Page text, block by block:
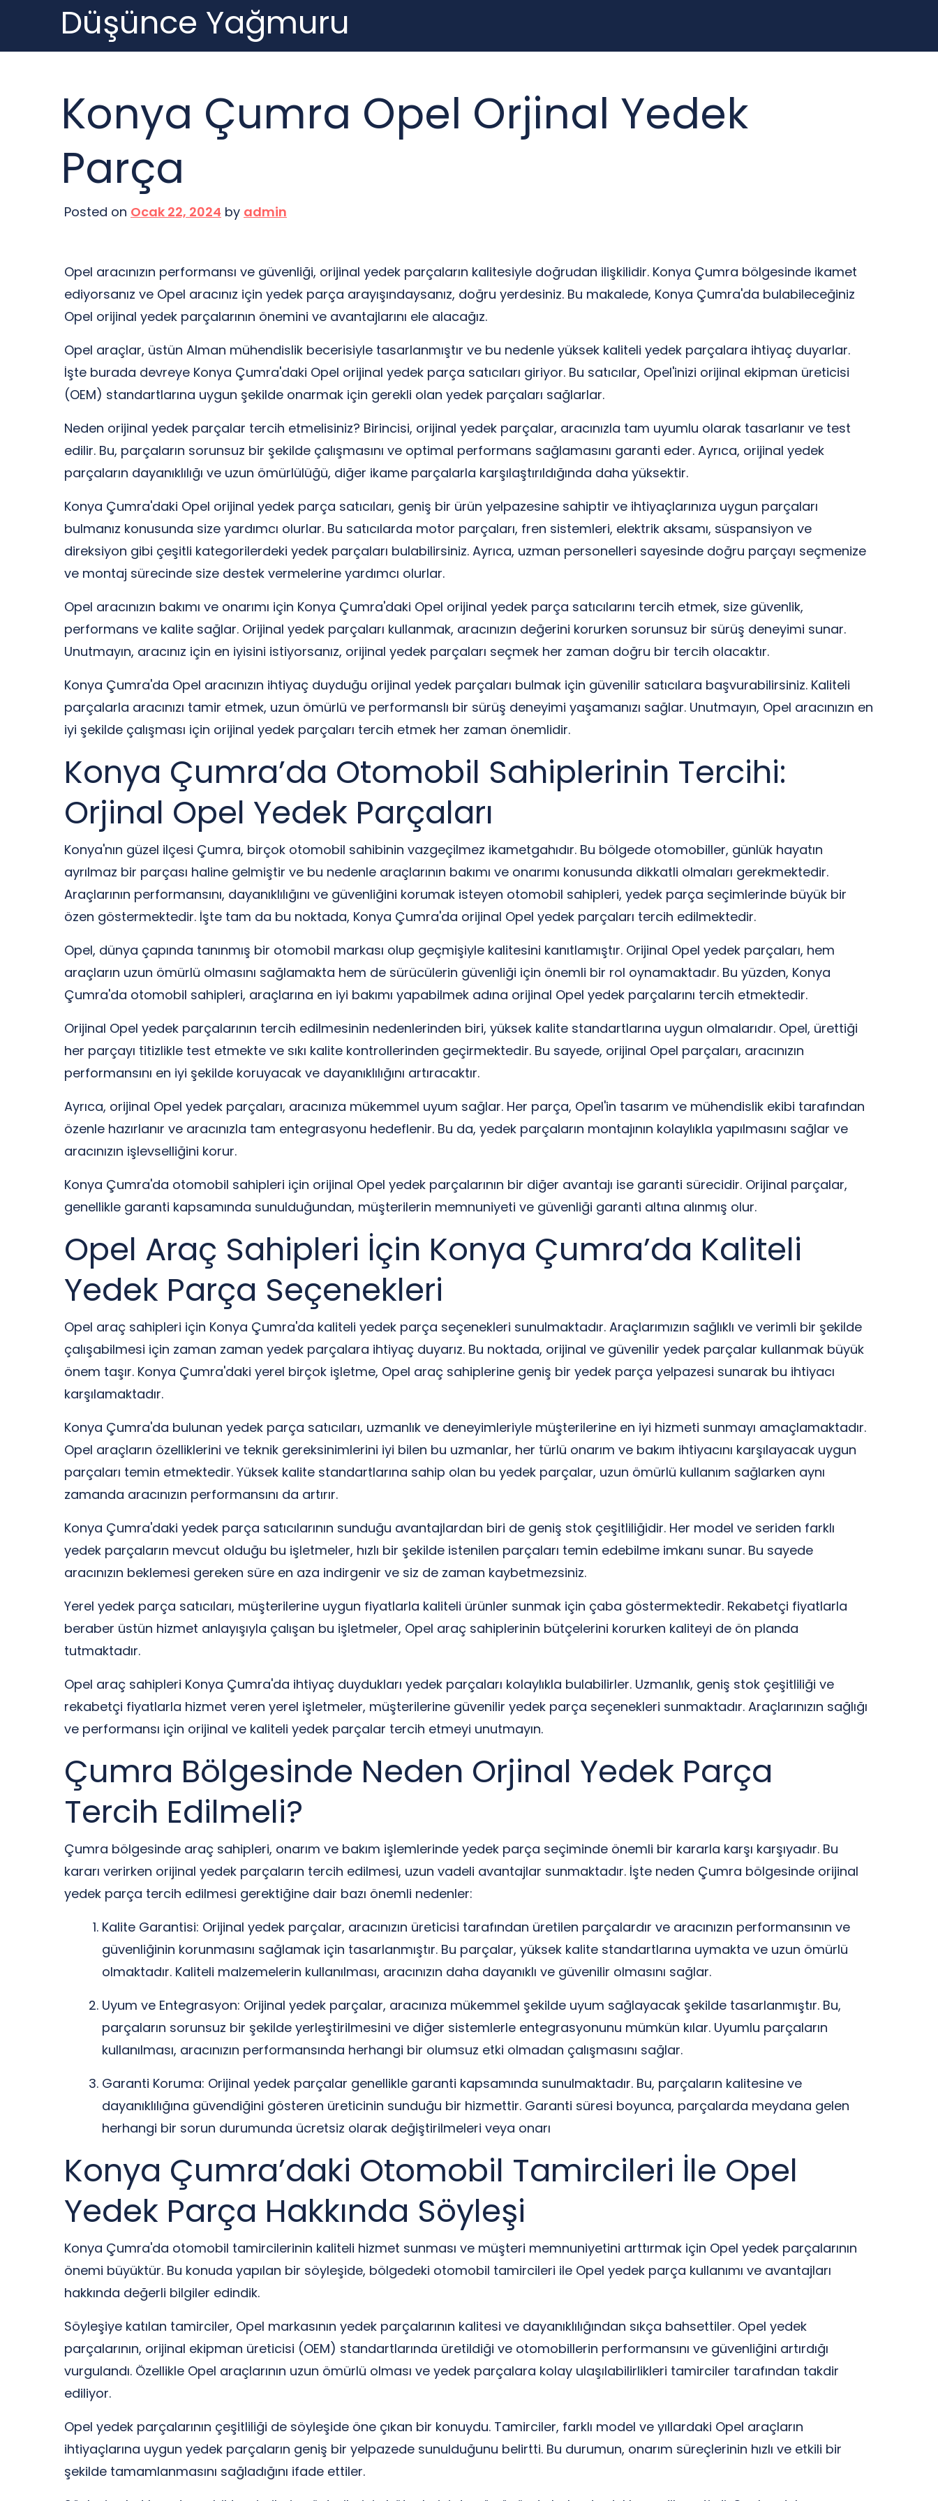
content
Düşünce Yağmuru
Konya Çumra Opel Orjinal Yedek
Parça
Posted on Ocak 22, 2024 by admin
Opel aracınızın performansı ve güvenliği, orijinal yedek parçaların kalitesiyle doğrudan ilişkilidir. Konya Çumra bölgesinde ikamet
ediyorsanız ve Opel aracınız için yedek parça arayışındaysanız, doğru yerdesiniz. Bu makalede, Konya Çumra'da bulabileceğiniz
Opel orijinal yedek parçalarının önemini ve avantajlarını ele alacağız.
Opel araçlar, üstün Alman mühendislik becerisiyle tasarlanmıştır ve bu nedenle yüksek kaliteli yedek parçalara ihtiyaç duyarlar.
İşte burada devreye Konya Çumra'daki Opel orijinal yedek parça satıcıları giriyor. Bu satıcılar, Opel'inizi orijinal ekipman üreticisi
(OEM) standartlarına uygun şekilde onarmak için gerekli olan yedek parçaları sağlarlar.
Neden orijinal yedek parçalar tercih etmelisiniz? Birincisi, orijinal yedek parçalar, aracınızla tam uyumlu olarak tasarlanır ve test
edilir. Bu, parçaların sorunsuz bir şekilde çalışmasını ve optimal performans sağlamasını garanti eder. Ayrıca, orijinal yedek
parçaların dayanıklılığı ve uzun ömürlülüğü, diğer ikame parçalarla karşılaştırıldığında daha yüksektir.
Konya Çumra'daki Opel orijinal yedek parça satıcıları, geniş bir ürün yelpazesine sahiptir ve ihtiyaçlarınıza uygun parçaları
bulmanız konusunda size yardımcı olurlar. Bu satıcılarda motor parçaları, fren sistemleri, elektrik aksamı, süspansiyon ve
direksiyon gibi çeşitli kategorilerdeki yedek parçaları bulabilirsiniz. Ayrıca, uzman personelleri sayesinde doğru parçayı seçmenize
ve montaj sürecinde size destek vermelerine yardımcı olurlar.
Opel aracınızın bakımı ve onarımı için Konya Çumra'daki Opel orijinal yedek parça satıcılarını tercih etmek, size güvenlik,
performans ve kalite sağlar. Orijinal yedek parçaları kullanmak, aracınızın değerini korurken sorunsuz bir sürüş deneyimi sunar.
Unutmayın, aracınız için en iyisini istiyorsanız, orijinal yedek parçaları seçmek her zaman doğru bir tercih olacaktır.
Konya Çumra'da Opel aracınızın ihtiyaç duyduğu orijinal yedek parçaları bulmak için güvenilir satıcılara başvurabilirsiniz. Kaliteli
parçalarla aracınızı tamir etmek, uzun ömürlü ve performanslı bir sürüş deneyimi yaşamanızı sağlar. Unutmayın, Opel aracınızın en
iyi şekilde çalışması için orijinal yedek parçaları tercih etmek her zaman önemlidir.
Konya Çumra’da Otomobil Sahiplerinin Tercihi:
Orjinal Opel Yedek Parçaları
Konya'nın güzel ilçesi Çumra, birçok otomobil sahibinin vazgeçilmez ikametgahıdır. Bu bölgede otomobiller, günlük hayatın
ayrılmaz bir parçası haline gelmiştir ve bu nedenle araçlarının bakımı ve onarımı konusunda dikkatli olmaları gerekmektedir.
Araçlarının performansını, dayanıklılığını ve güvenliğini korumak isteyen otomobil sahipleri, yedek parça seçimlerinde büyük bir
özen göstermektedir. İşte tam da bu noktada, Konya Çumra'da orijinal Opel yedek parçaları tercih edilmektedir.
Opel, dünya çapında tanınmış bir otomobil markası olup geçmişiyle kalitesini kanıtlamıştır. Orijinal Opel yedek parçaları, hem
araçların uzun ömürlü olmasını sağlamakta hem de sürücülerin güvenliği için önemli bir rol oynamaktadır. Bu yüzden, Konya
Çumra'da otomobil sahipleri, araçlarına en iyi bakımı yapabilmek adına orijinal Opel yedek parçalarını tercih etmektedir.
Orijinal Opel yedek parçalarının tercih edilmesinin nedenlerinden biri, yüksek kalite standartlarına uygun olmalarıdır. Opel, ürettiği
her parçayı titizlikle test etmekte ve sıkı kalite kontrollerinden geçirmektedir. Bu sayede, orijinal Opel parçaları, aracınızın
performansını en iyi şekilde koruyacak ve dayanıklılığını artıracaktır.
Ayrıca, orijinal Opel yedek parçaları, aracınıza mükemmel uyum sağlar. Her parça, Opel'in tasarım ve mühendislik ekibi tarafından
özenle hazırlanır ve aracınızla tam entegrasyonu hedeflenir. Bu da, yedek parçaların montajının kolaylıkla yapılmasını sağlar ve
aracınızın işlevselliğini korur.
Konya Çumra'da otomobil sahipleri için orijinal Opel yedek parçalarının bir diğer avantajı ise garanti sürecidir. Orijinal parçalar,
genellikle garanti kapsamında sunulduğundan, müşterilerin memnuniyeti ve güvenliği garanti altına alınmış olur.
Opel Araç Sahipleri İçin Konya Çumra’da Kaliteli
Yedek Parça Seçenekleri
Opel araç sahipleri için Konya Çumra'da kaliteli yedek parça seçenekleri sunulmaktadır. Araçlarımızın sağlıklı ve verimli bir şekilde
çalışabilmesi için zaman zaman yedek parçalara ihtiyaç duyarız. Bu noktada, orijinal ve güvenilir yedek parçalar kullanmak büyük
önem taşır. Konya Çumra'daki yerel birçok işletme, Opel araç sahiplerine geniş bir yedek parça yelpazesi sunarak bu ihtiyacı
karşılamaktadır.
Konya Çumra'da bulunan yedek parça satıcıları, uzmanlık ve deneyimleriyle müşterilerine en iyi hizmeti sunmayı amaçlamaktadır.
Opel araçların özelliklerini ve teknik gereksinimlerini iyi bilen bu uzmanlar, her türlü onarım ve bakım ihtiyacını karşılayacak uygun
parçaları temin etmektedir. Yüksek kalite standartlarına sahip olan bu yedek parçalar, uzun ömürlü kullanım sağlarken aynı
zamanda aracınızın performansını da artırır.
Konya Çumra'daki yedek parça satıcılarının sunduğu avantajlardan biri de geniş stok çeşitliliğidir. Her model ve seriden farklı
yedek parçaların mevcut olduğu bu işletmeler, hızlı bir şekilde istenilen parçaları temin edebilme imkanı sunar. Bu sayede
aracınızın beklemesi gereken süre en aza indirgenir ve siz de zaman kaybetmezsiniz.
Yerel yedek parça satıcıları, müşterilerine uygun fiyatlarla kaliteli ürünler sunmak için çaba göstermektedir. Rekabetçi fiyatlarla
beraber üstün hizmet anlayışıyla çalışan bu işletmeler, Opel araç sahiplerinin bütçelerini korurken kaliteyi de ön planda
tutmaktadır.
Opel araç sahipleri Konya Çumra'da ihtiyaç duydukları yedek parçaları kolaylıkla bulabilirler. Uzmanlık, geniş stok çeşitliliği ve
rekabetçi fiyatlarla hizmet veren yerel işletmeler, müşterilerine güvenilir yedek parça seçenekleri sunmaktadır. Araçlarınızın sağlığı
ve performansı için orijinal ve kaliteli yedek parçalar tercih etmeyi unutmayın.
Çumra Bölgesinde Neden Orjinal Yedek Parça
Tercih Edilmeli?
Çumra bölgesinde araç sahipleri, onarım ve bakım işlemlerinde yedek parça seçiminde önemli bir kararla karşı karşıyadır. Bu
kararı verirken orijinal yedek parçaların tercih edilmesi, uzun vadeli avantajlar sunmaktadır. İşte neden Çumra bölgesinde orijinal
yedek parça tercih edilmesi gerektiğine dair bazı önemli nedenler:
Kalite Garantisi: Orijinal yedek parçalar, aracınızın üreticisi tarafından üretilen parçalardır ve aracınızın performansının ve
güvenliğinin korunmasını sağlamak için tasarlanmıştır. Bu parçalar, yüksek kalite standartlarına uymakta ve uzun ömürlü
olmaktadır. Kaliteli malzemelerin kullanılması, aracınızın daha dayanıklı ve güvenilir olmasını sağlar.
Uyum ve Entegrasyon: Orijinal yedek parçalar, aracınıza mükemmel şekilde uyum sağlayacak şekilde tasarlanmıştır. Bu,
parçaların sorunsuz bir şekilde yerleştirilmesini ve diğer sistemlerle entegrasyonunu mümkün kılar. Uyumlu parçaların
kullanılması, aracınızın performansında herhangi bir olumsuz etki olmadan çalışmasını sağlar.
Garanti Koruma: Orijinal yedek parçalar genellikle garanti kapsamında sunulmaktadır. Bu, parçaların kalitesine ve
dayanıklılığına güvendiğini gösteren üreticinin sunduğu bir hizmettir. Garanti süresi boyunca, parçalarda meydana gelen
herhangi bir sorun durumunda ücretsiz olarak değiştirilmeleri veya onarı
Konya Çumra’daki Otomobil Tamircileri İle Opel
Yedek Parça Hakkında Söyleşi
Konya Çumra'da otomobil tamircilerinin kaliteli hizmet sunması ve müşteri memnuniyetini arttırmak için Opel yedek parçalarının
önemi büyüktür. Bu konuda yapılan bir söyleşide, bölgedeki otomobil tamircileri ile Opel yedek parça kullanımı ve avantajları
hakkında değerli bilgiler edindik.
Söyleşiye katılan tamirciler, Opel markasının yedek parçalarının kalitesi ve dayanıklılığından sıkça bahsettiler. Opel yedek
parçalarının, orijinal ekipman üreticisi (OEM) standartlarında üretildiği ve otomobillerin performansını ve güvenliğini artırdığı
vurgulandı. Özellikle Opel araçlarının uzun ömürlü olması ve yedek parçalara kolay ulaşılabilirlikleri tamirciler tarafından takdir
ediliyor.
Opel yedek parçalarının çeşitliliği de söyleşide öne çıkan bir konuydu. Tamirciler, farklı model ve yıllardaki Opel araçların
ihtiyaçlarına uygun yedek parçaların geniş bir yelpazede sunulduğunu belirtti. Bu durumun, onarım süreçlerinin hızlı ve etkili bir
şekilde tamamlanmasını sağladığını ifade ettiler.